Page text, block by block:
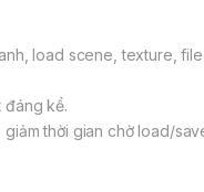
load scene, texture,
đáng kể.
thời gian chờ load/